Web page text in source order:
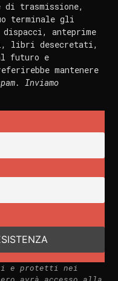
trasmissione,
terminale gli
dispacci, anteprime
libri desecretati,
futuro e
mantenere
Inviamo
e protetti nei